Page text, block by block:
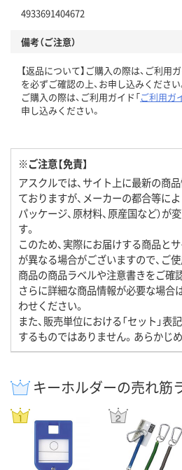
4933691404672
備考（ご注意）
【返品について】ご購入の際は、ご利用
を必ずご確認の上、お申し込みください
ご購入の際は、ご利用ガイド「ご利用ガ
申し込みください。
※ご注意【免責】
アスクルでは、サイト上に最新の商
ておりますが、メーカーの都合等によ
パッケージ、原材料、原産国など）が
す。
このため、実際にお届けする商品と
が異なる場合がございますので、ご
商品の商品ラベルや注意書きをご確
さらに詳細な商品情報が必要な場合
わせください。
また、販売単位における「セット」表
するものではありません。あらかじ
キーホルダーの売れ筋